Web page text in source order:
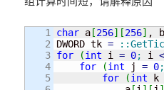
1
2
3
4
5
char a [256] [256] , b
DWORD tk = ::
for
(int i = 0; i <
for
(int j = 0;
for
(int